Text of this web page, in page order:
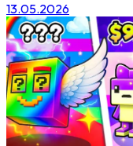
13.05.2026